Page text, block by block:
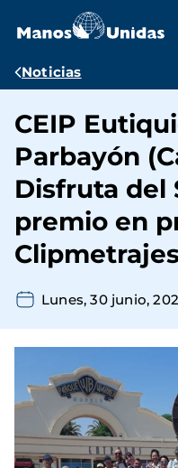
contenido
Ruta
navegación
Noticias
CEIP
Parbayón
Disfruta del
premio en
Lunes, 30 junio,